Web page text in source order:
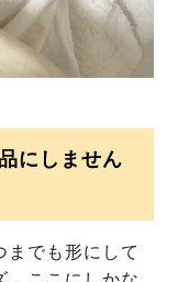
にしません
までも形にして